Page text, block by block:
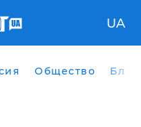
UA
Общество